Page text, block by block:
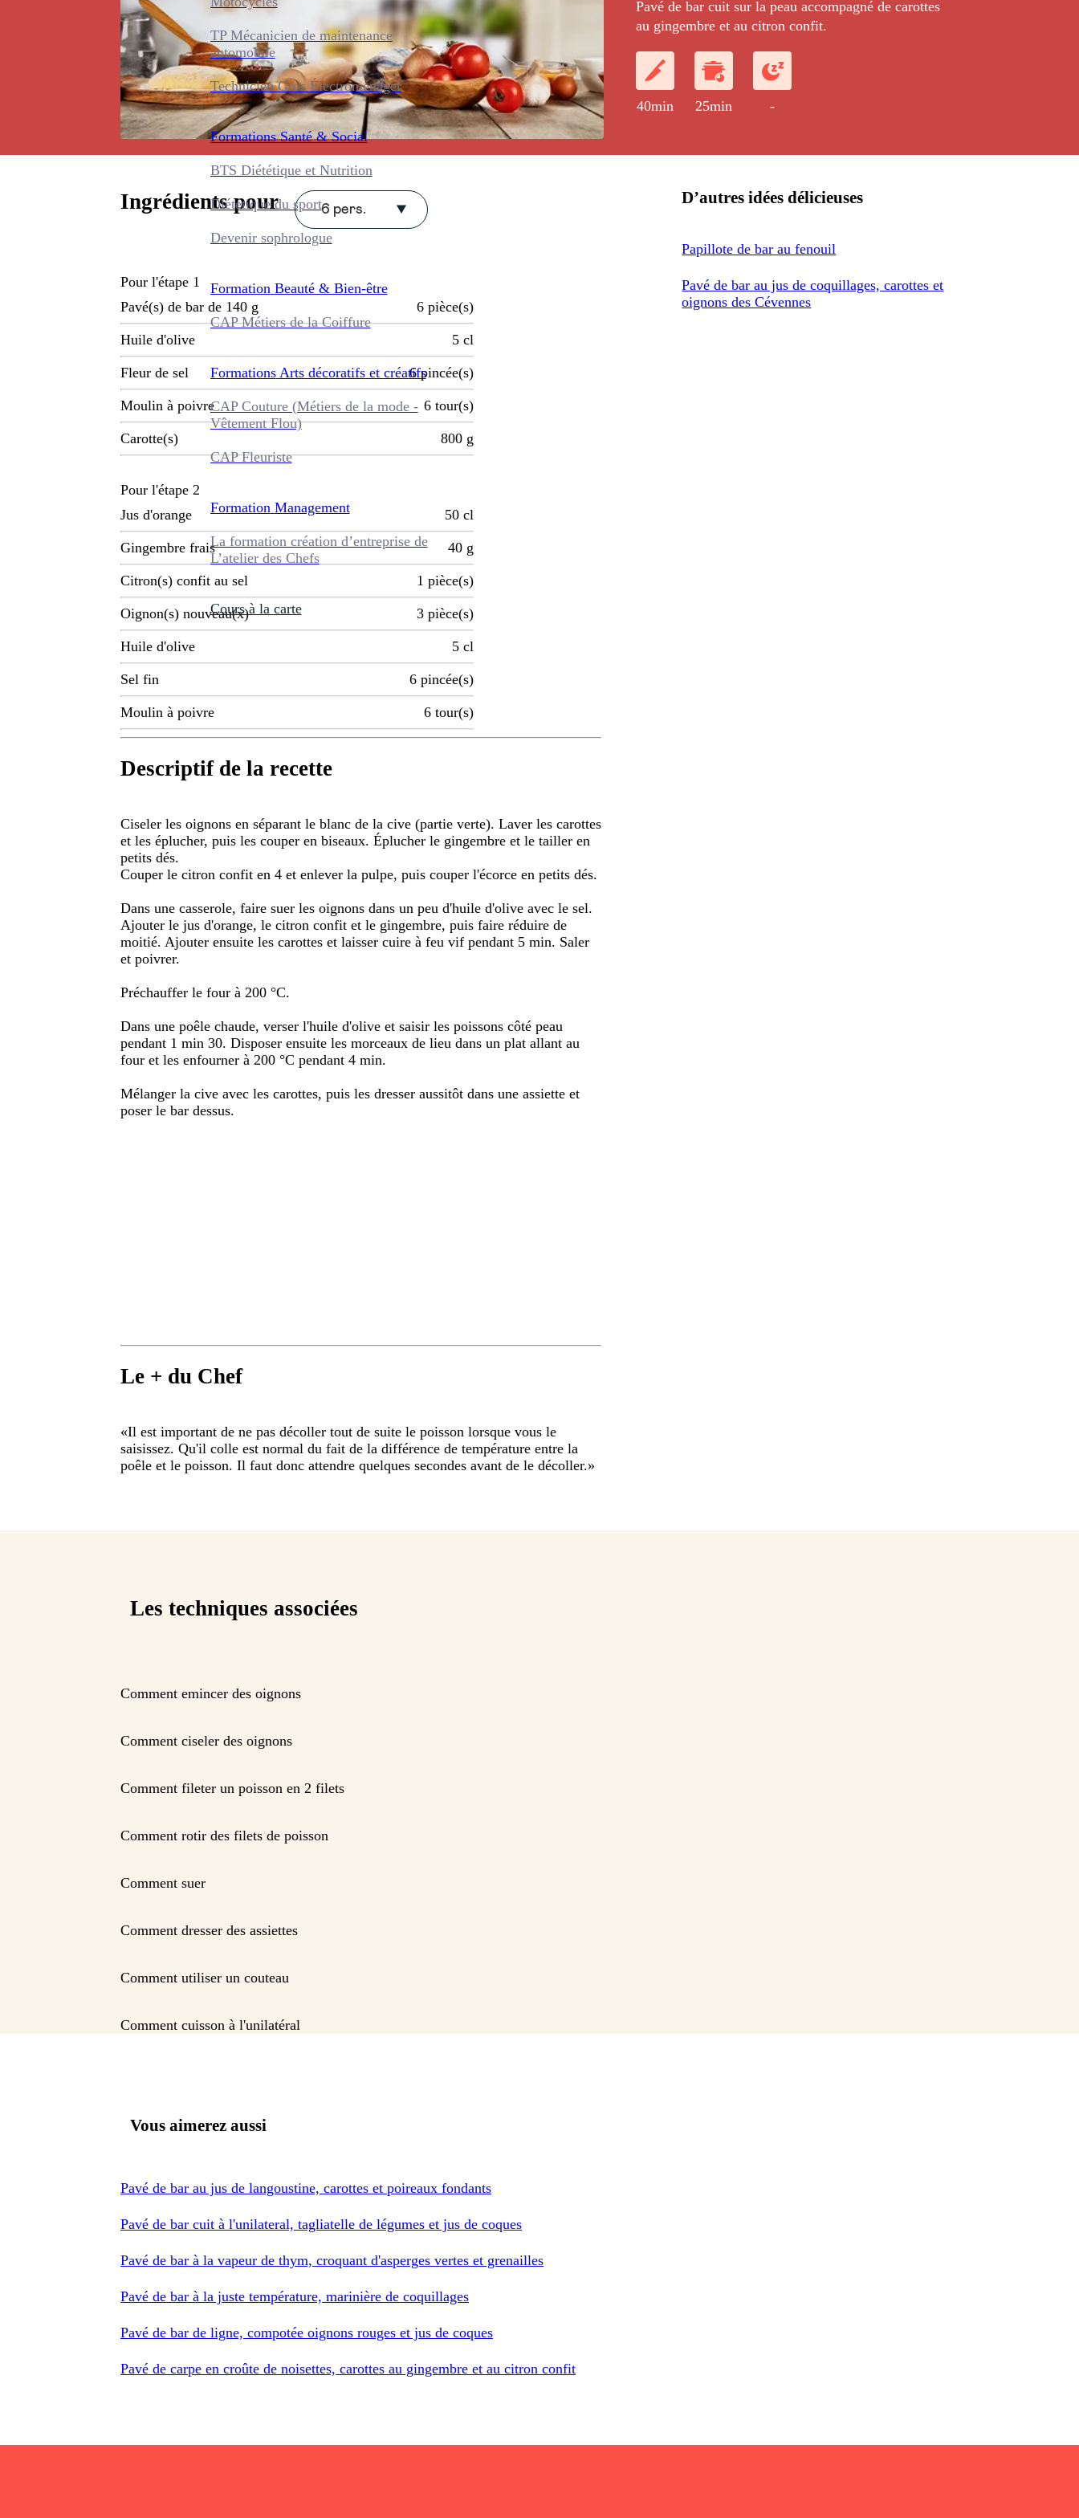
TP Mécanicien de maintenance
automobile
Technicien Gros Électroménager
Formations Santé & Social
BTS Diététique et Nutrition
Diététique du sport
Devenir sophrologue
Formation Beauté & Bien-être
CAP Métiers de la Coiffure
Formations Arts décoratifs et créatifs
CAP Couture (Métiers de la mode -
Vêtement Flou)
CAP Fleuriste
Formation Management
La formation création d’entreprise de
L’atelier des Chefs
Cours à la carte
Pavé de bar cuit sur la peau accompagné de carottes
au gingembre et au citron confit.
40min 25min -
Ingrédients pour 6 pers.
Pour l'étape 1
Pavé(s) de bar de 140 g
6 pièce(s)
Huile d'olive 5 cl
Fleur de sel 6 pincée(s)
Moulin à poivre 6 tour(s)
Carotte(s) 800 g
Pour l'étape 2
Jus d'orange
50 cl
Gingembre frais 40 g
Citron(s) confit au sel 1 pièce(s)
Oignon(s) nouveau(x) 3 pièce(s)
Huile d'olive 5 cl
Sel fin 6 pincée(s)
Moulin à poivre 6 tour(s)
Descriptif de la recette
Ciseler les oignons en séparant le blanc de la cive (partie verte). Laver les carottes
et les éplucher, puis les couper en biseaux. Éplucher le gingembre et le tailler en
petits dés.
Couper le citron confit en 4 et enlever la pulpe, puis couper l'écorce en petits dés.
Dans une casserole, faire suer les oignons dans un peu d'huile d'olive avec le sel.
Ajouter le jus d'orange, le citron confit et le gingembre, puis faire réduire de
moitié. Ajouter ensuite les carottes et laisser cuire à feu vif pendant 5 min. Saler
et poivrer.
Préchauffer le four à 200 °C.
Dans une poêle chaude, verser l'huile d'olive et saisir les poissons côté peau
pendant 1 min 30. Disposer ensuite les morceaux de lieu dans un plat allant au
four et les enfourner à 200 °C pendant 4 min.
Mélanger la cive avec les carottes, puis les dresser aussitôt dans une assiette et
poser le bar dessus.
Le + du Chef
«Il est important de ne pas décoller tout de suite le poisson lorsque vous le
saisissez. Qu'il colle est normal du fait de la différence de température entre la
poêle et le poisson. Il faut donc attendre quelques secondes avant de le décoller.»
D’autres idées délicieuses
Papillote de bar au fenouil
Pavé de bar au jus de coquillages, carottes et
oignons des Cévennes
Les techniques associées
Comment emincer des oignons
Comment ciseler des oignons
Comment fileter un poisson en 2 filets
Comment rotir des filets de poisson
Comment suer
Comment dresser des assiettes
Comment utiliser un couteau
Comment cuisson à l'unilatéral
Vous aimerez aussi
Pavé de bar au jus de langoustine, carottes et poireaux fondants
Pavé de bar cuit à l'unilateral, tagliatelle de légumes et jus de coques
Pavé de bar à la vapeur de thym, croquant d'asperges vertes et grenailles
Pavé de bar à la juste température, marinière de coquillages
Pavé de bar de ligne, compotée oignons rouges et jus de coques
Pavé de carpe en croûte de noisettes, carottes au gingembre et au citron confit